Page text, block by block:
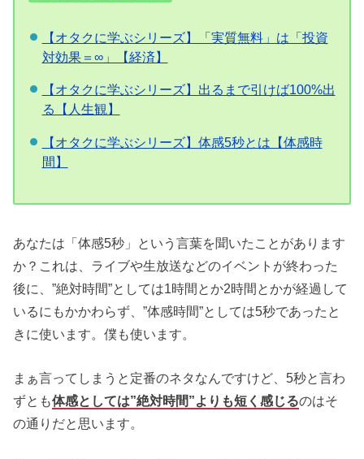
【オタクに学ぶシリーズ】「実質無料」は「投資
対効果＝∞」【経済】
【オタクに学ぶシリーズ】出るまで引けば100%出
る【人生観】
【オタクに学ぶシリーズ】体感5秒とは【体感時
間】
あなたは「体感5秒」という言葉を聞いたことがあります
か？これは、ライブや生放送などのイベントが終わった
後に、”絶対時間”としては1時間とか2時間とかが経過して
いるにもかかわらず、”体感時間”としては5秒であったと
きに使います。僕も使います。
まぁ言ってしまうと定番のネタなんですけど、5秒と言わ
ずとも体感としては”絶対時間”よりも短く感じるのはそ
の通りだと思います。